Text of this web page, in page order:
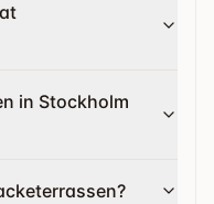
in Stockholm